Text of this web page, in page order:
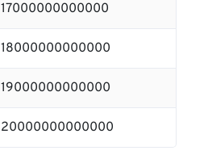
17000000000000
18000000000000
19000000000000
20000000000000